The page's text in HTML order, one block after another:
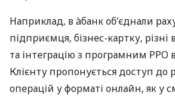
Наприклад, в àбанк об’єднали
підприємця, бізнес-картку,
та інтеграцію з програмним РРО
Клієнту пропонується доступ до
операцій у форматі онлайн, як у